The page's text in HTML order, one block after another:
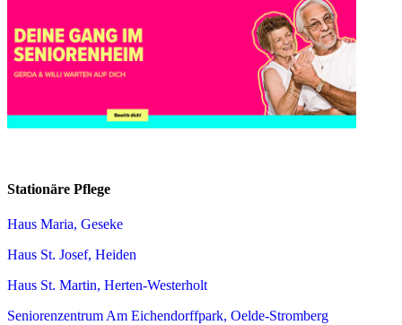
Stationäre Pflege
Haus Maria, Geseke
Haus St. Josef, Heiden
Haus St. Martin, Herten-Westerholt
Seniorenzentrum Am Eichendorffpark, Oelde-Stromberg